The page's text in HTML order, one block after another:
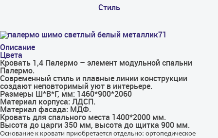
Стиль
Описание
Цвета
Кровать 1,4 Палермо – элемент модульной спальни
Палермо.
Современный стиль и плавные линии конструкции
создают неповторимый уют в интерьере.
Размеры Ш*В*Г, мм: 1460*900*2060
Материал корпуса: ЛДСП.
Материал фасада: МДФ.
Кровать для спального места 1400*2000 мм.
Высота до царги 350 мм, высота до щитка 900 мм.
Основание к кровати приобретается отдельно: ортопедическое